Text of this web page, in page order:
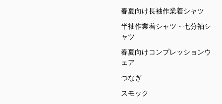
春夏向け長袖作業着シャツ
半袖作業着シャツ・七分袖シ
ャツ
春夏向けコンプレッションウ
ェア
つなぎ
スモック